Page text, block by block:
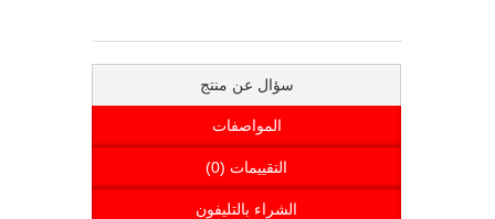
سؤال عن منتج
المواصفات
التقييمات (0)
الشراء بالتليفون